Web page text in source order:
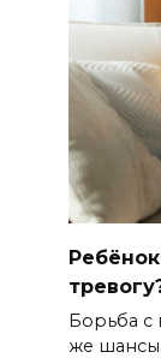
Борьба с
же шансы